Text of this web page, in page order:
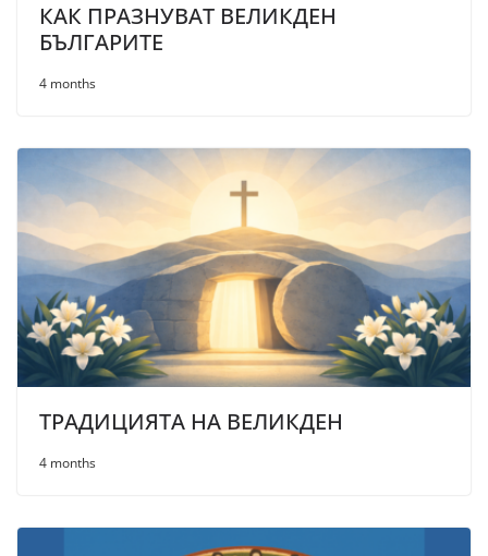
КАК ПРАЗНУВАТ ВЕЛИКДЕН
БЪЛГАРИТЕ
4 months
ТРАДИЦИЯТА НА ВЕЛИКДЕН
4 months